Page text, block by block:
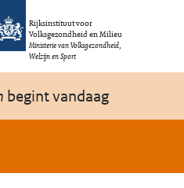
Rijksinstituut voor
Volksgezondheid en Milieu
Ministerie van Volksgezondheid,
Welzijn en Sport
begint vandaag